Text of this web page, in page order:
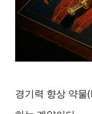
경기력 향상 약물